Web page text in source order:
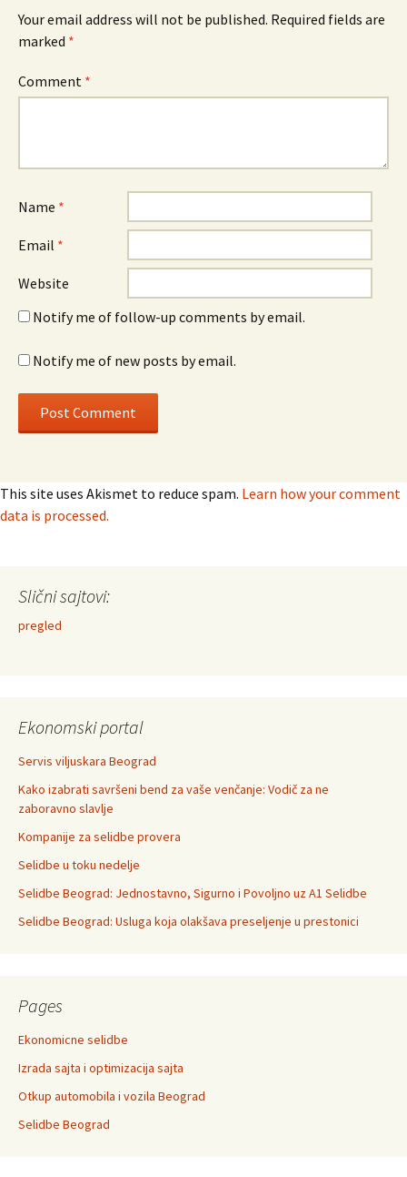
Your email address will not be published. Required fields are
marked *
Comment *
Name *
Email *
Website
Notify me of follow-up comments by email.
Notify me of new posts by email.
This site uses Akismet to reduce spam. Learn how your comment
data is processed.
Slični sajtovi:
pregled
Ekonomski portal
Servis viljuskara Beograd
Kako izabrati savršeni bend za vaše venčanje: Vodič za ne
zaboravno slavlje
Kompanije za selidbe provera
Selidbe u toku nedelje
Selidbe Beograd: Jednostavno, Sigurno i Povoljno uz A1 Selidbe
Selidbe Beograd: Usluga koja olakšava preseljenje u prestonici
Pages
Ekonomicne selidbe
Izrada sajta i optimizacija sajta
Otkup automobila i vozila Beograd
Selidbe Beograd